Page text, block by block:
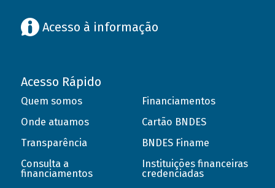
Acesso à informação
Acesso Rápido
Quem somos
Onde atuamos
Transparência
Consulta a
financiamentos
Financiamentos
Cartão BNDES
BNDES Finame
Instituições financeiras
credenciadas